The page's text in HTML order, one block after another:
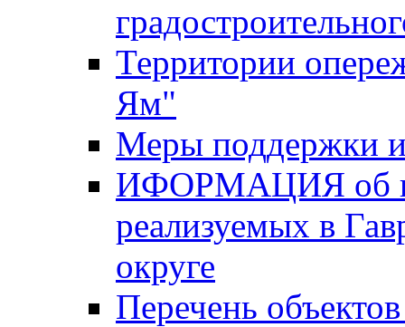
Территории
Ям"
Меры поддержки
ИФОРМАЦИЯ об
реализуемых в
округе
Перечень